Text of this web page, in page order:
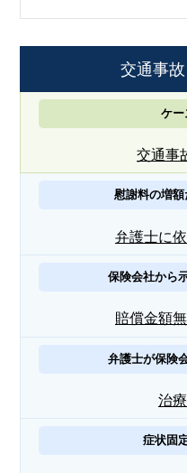
交通事
ケー
交通事
慰謝料の増
弁護士に
保険会社から
賠償金額
弁護士が保険
治
症状固